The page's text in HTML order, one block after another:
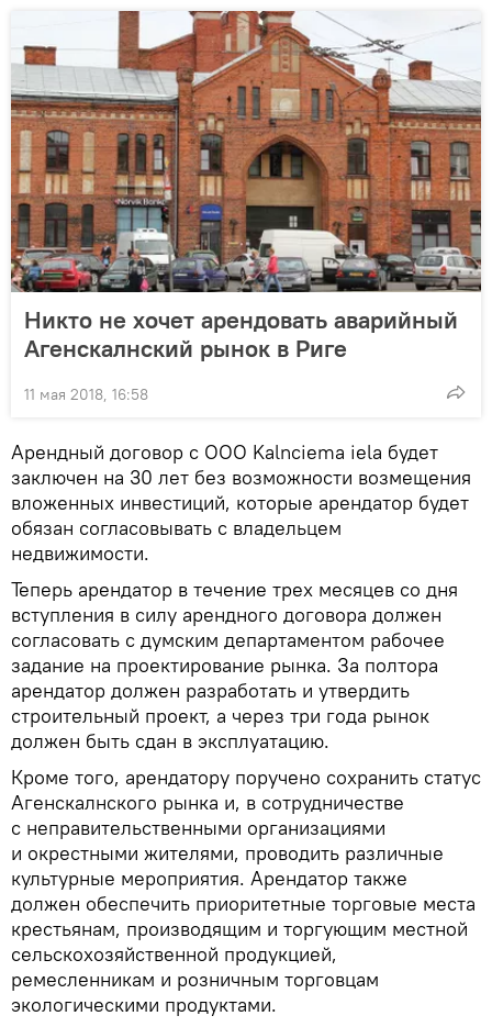
Никто не хочет арендовать аварийный
Агенскалнский рынок в Риге
11 мая 2018, 16:58
Арендный договор с ООО Kalnciema iela будет
заключен на 30 лет без возможности возмещения
вложенных инвестиций, которые арендатор будет
обязан согласовывать с владельцем
недвижимости.
Теперь арендатор в течение трех месяцев со дня
вступления в силу арендного договора должен
согласовать с думским департаментом рабочее
задание на проектирование рынка. За полтора
арендатор должен разработать и утвердить
строительный проект, а через три года рынок
должен быть сдан в эксплуатацию.
Кроме того, арендатору поручено сохранить статус
Агенскалнского рынка и, в сотрудничестве
с неправительственными организациями
и окрестными жителями, проводить различные
культурные мероприятия. Арендатор также
должен обеспечить приоритетные торговые места
крестьянам, производящим и торгующим местной
сельскохозяйственной продукцией,
ремесленникам и розничным торговцам
экологическими продуктами.